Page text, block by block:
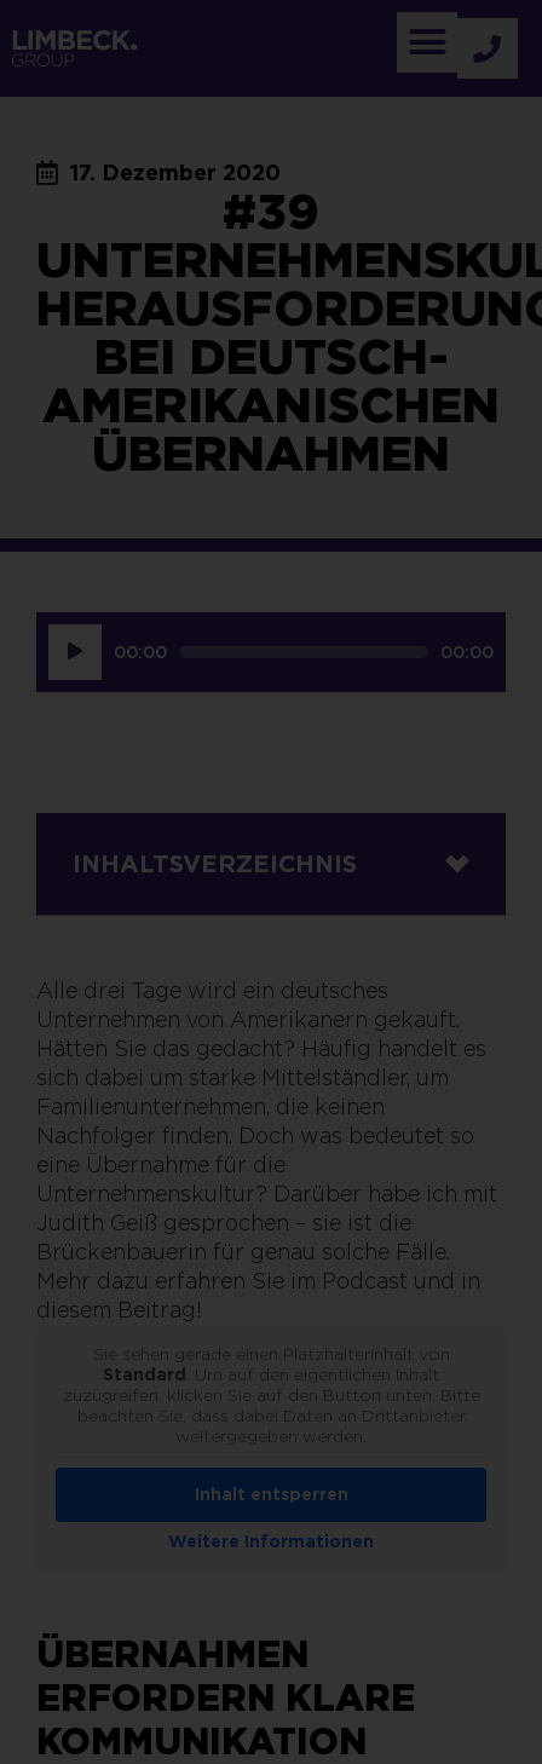
17. Dezember 2020
#39
BEI DEUTSCH-
AMERIKANISCHEN
ÜBERNAHMEN
Audio-
Player
00:00 00:00
INHALTSVERZEICHNIS
Alle drei Tage wird ein deutsches
Unternehmen von Amerikanern gekauft.
Hätten Sie das gedacht? Häufig handelt es
sich dabei um starke Mittelständler, um
Familienunternehmen, die keinen
Nachfolger finden. Doch was bedeutet so
eine Übernahme für die
Unternehmenskultur? Darüber habe ich mit
Judith Geiß gesprochen – sie ist die
Brückenbauerin für genau solche Fälle.
Mehr dazu erfahren Sie im Podcast und in
diesem Beitrag!
Sie sehen gerade einen Platzhalterinhalt von
Standard
. Um auf den eigentlichen Inhalt
zuzugreifen, klicken Sie auf den Button unten. Bitte
beachten Sie, dass dabei Daten an Drittanbieter
weitergegeben werden.
Inhalt entsperren
Weitere Informationen
ÜBERNAHMEN
ERFORDERN KLARE
KOMMUNIKATION